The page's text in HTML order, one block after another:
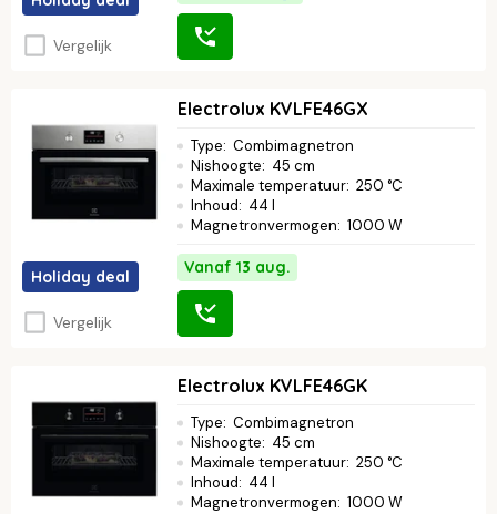
Vergelijk
Holiday deal
Vergelijk
Electrolux KVLFE46GX
Type: Combimagnetron
Nishoogte: 45 cm
Maximale temperatuur: 250 °C
Inhoud: 44 l
Magnetronvermogen: 1000 W
Vanaf 13 aug.
Electrolux KVLFE46GK
Type: Combimagnetron
Nishoogte: 45 cm
Maximale temperatuur: 250 °C
Inhoud: 44 l
Magnetronvermogen: 1000 W